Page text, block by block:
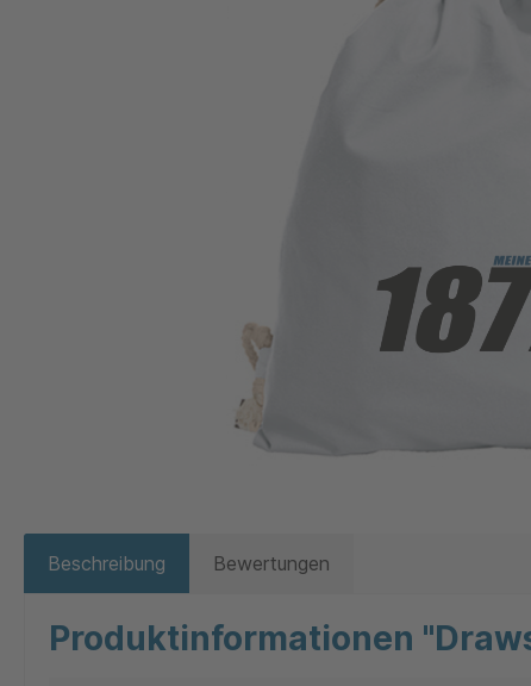
Beschreibung Bewertungen
Produktinformationen